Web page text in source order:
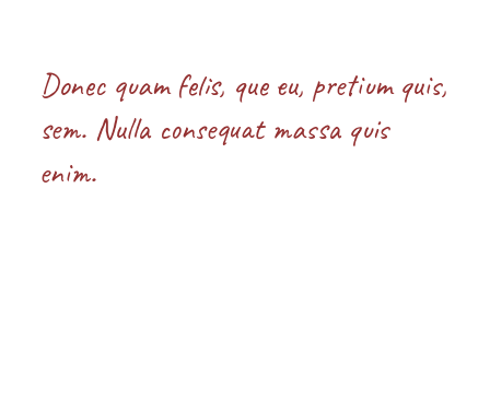
Donec quam felis, que eu, pretium quis,
sem. Nulla consequat massa quis
enim.